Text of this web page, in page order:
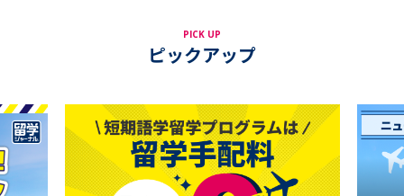
ピックアップ
PICK UP